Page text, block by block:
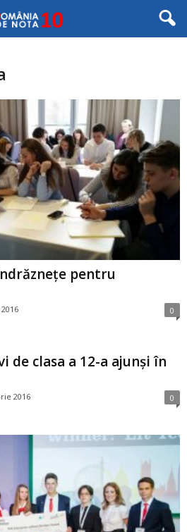
pentru
0
de clasa a 12-a ajunși în
2016 0